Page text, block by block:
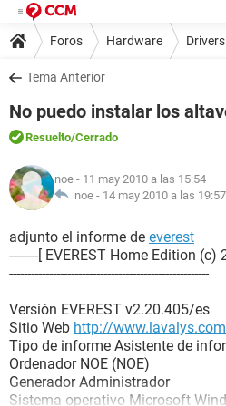
Foros Hardware Drivers
Tema Anterior
No puedo instalar los
Resuelto/Cerrado
noe - 11 may 2010 a las 15:54
noe - 14 may 2010 a las 19:57
adjunto el informe de everest
--------[ EVEREST Home Edition
-------------------------------------------------------
Versión EVEREST v2.20.405/es
Sitio Web http://
Tipo de informe Asistente de
Ordenador NOE (NOE)
Generador Administrador
Sistema operativo Microsoft